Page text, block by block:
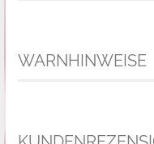
WARNHINWEISE